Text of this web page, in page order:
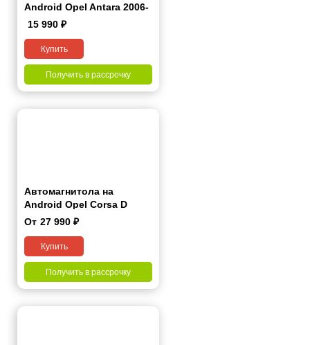
Android Opel Antara 2006-
2015 9 дюймов
15 990 ₽
Купить
Получить в рассрочку
Автомагнитола на
Android Opel Corsa D
2006-2015 7 дюймов
От 27 990 ₽
Купить
Получить в рассрочку